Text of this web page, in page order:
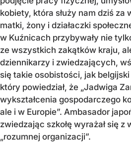
kobiety, która służy nam dziś za
matki, żony i działaczki
w Kuźnicach przybywały nie
ze wszystkich zakątków kraju,
dziennikarzy i zwiedzających,
się takie osobistości, jak
który powiedział, że „Jadwiga
wykształcenia gospodarczego
ale i w Europie”. Ambasador
zwiedzając szkołę wyrażał się z
„rozumnej organizacji”.